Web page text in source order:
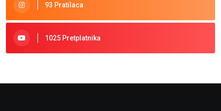
93 Pratilaca
1025 Pretplatnika